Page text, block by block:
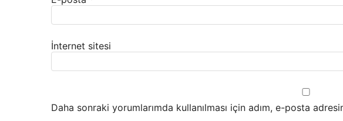
İnternet sitesi
Daha sonraki yorumlarımda kullanılması için adım, e-posta